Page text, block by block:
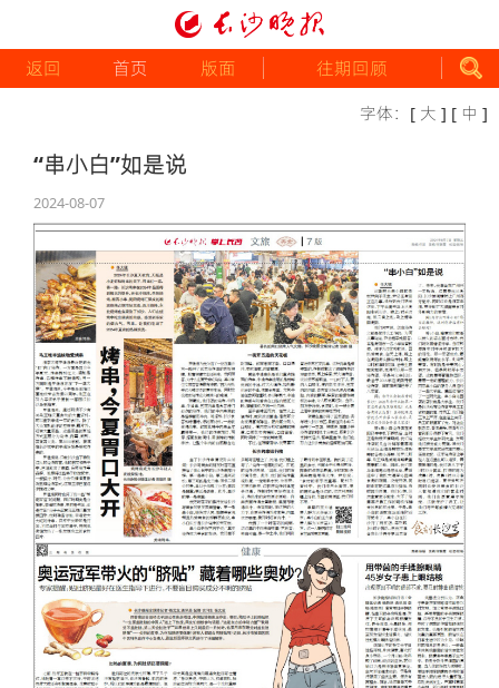
返回 首页 版面 往期回顾
字体： [ 大 ] [ 中 ]
“串小白”如是说
2024-08-07